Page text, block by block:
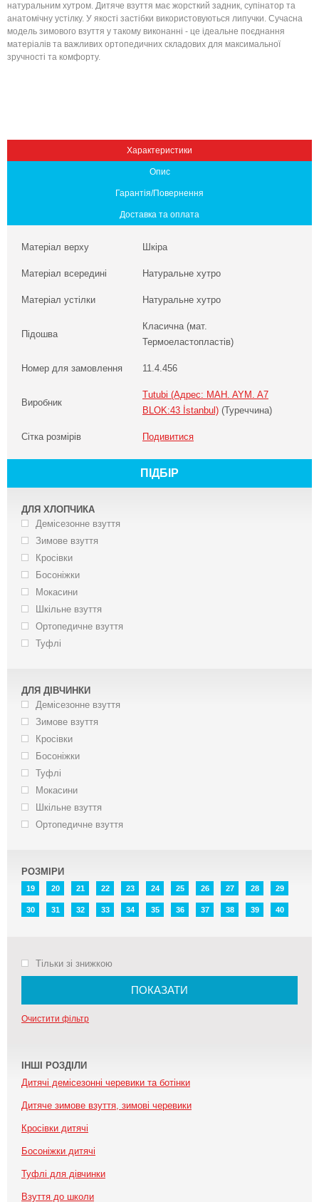
натуральним хутром. Дитяче взуття має жорсткий задник, супінатор та
анатомічну устілку. У якості застібки використовуються липучки. Сучасна
модель зимового взуття у такому виконанні - це ідеальне поєднання
матеріалів та важливих ортопедичних складових для максимальної
зручності та комфорту.
Характеристики
Опис
Гарантія/Повернення
Доставка та оплата
Матеріал верху Шкіра
Матеріал всередині Натуральне хутро
Матеріал устілки Натуральне хутро
Підошва
Класична (мат.
Термоеластопластів)
Номер для замовлення 11.4.456
Виробник
Tutubi (Адрес: MAH. AYM. A7
BLOK:43 İstanbul) (Туреччина)
Сітка розмірів Подивитися
ПІДБІР
ДЛЯ ХЛОПЧИКА
Демісезонне взуття
Зимове взуття
Кросівки
Босоніжки
Мокасини
Шкільне взуття
Ортопедичне взуття
Туфлі
ДЛЯ ДІВЧИНКИ
Демісезонне взуття
Зимове взуття
Кросівки
Босоніжки
Туфлі
Мокасини
Шкільне взуття
Ортопедичне взуття
РОЗМІРИ
19 20 21 22 23 24 25 26 27 28 29
30 31 32 33 34 35 36 37 38 39 40
Тільки зі знижкою
ПОКАЗАТИ
Очистити фільтр
ІНШІ РОЗДІЛИ
Дитячі демісезонні черевики та ботінки
Дитяче зимове взуття, зимові черевики
Кросівки дитячі
Босоніжки дитячі
Туфлі для дівчинки
Взуття до школи